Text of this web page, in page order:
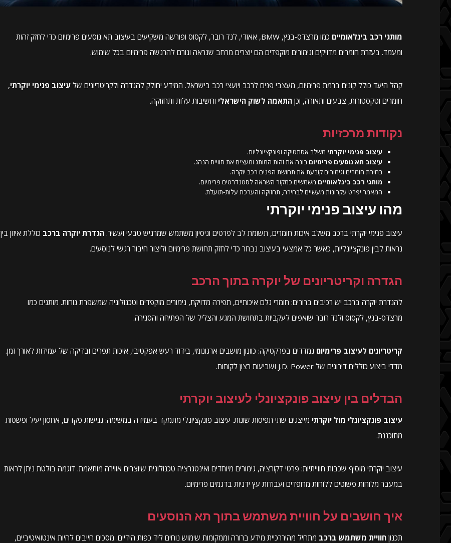
מותגי רכב בינלאומיים
כמו מרצדס‑בנץ, BMW, אאודי, לנד רובר, לקסוס ופורשה משקיעים בעיצוב תא נוסעים פרימיום כדי לחזק זהות
ומעמד. בעזרת חומרים מדויקים וגימורים מוקפדים הם יוצרים מרחב שנראה וגורם להרגשה פרימיום בכל שימוש.
קהל היעד כולל קונים ברמת פרימיום, מעצבי פנים לרכב ויועצי רכב בישראל. המידע יחולק להגדרה ולקריטריונים של עיצוב פנימי יוקרתי,
חומרים וטקסטורות, צבעים ותאורה, וכן התאמה לשוק הישראלי וחשיבות עלות ותחזוקה.
נקודות מרכזיות
עיצוב פנימי יוקרתי משלב אסתטיקה ופונקציונליות.
עיצוב תא נוסעים פרימיום בונה את זהות המותג ומעצים את חוויית הנהג.
בחירת חומרים וגימורים קובעת את תחושת הפנים רכב יוקרה.
מותגי רכב בינלאומיים משמשים כמקור השראה לסטנדרטים פרימיום.
המאמר יפרט עקרונות מעשיים לבחירה, תחזוקה והערכת עלות‑תועלת.
מהו עיצוב פנימי יוקרתי
עיצוב פנימי יוקרתי ברכב משלב איכות חומרים, תשומת לב לפרטים וניסיון משתמש שמרגיש טבעי ועשיר. הגדרת יוקרה ברכב כוללת איזון בין
נראות לבין פונקציונליות, כאשר כל אמצעי בעיצוב נבחר כדי לחזק תחושת פרימיום וליצור חיבור רגשי לנוסעים.
הגדרה וקריטריונים של יוקרה בתוך הרכב
להגדרת יוקרה ברכב יש רכיבים ברורים: חומרי גלם איכותיים, תפירה מדויקת, גימורים מוקפדים וטכנולוגיה שמשפרת נוחות. מותגים כמו
מרצדס‑בנץ, לקסוס ולנד רובר שואפים לעקביות בתחושת המגע והצליל של הפתיחה והסגירה.
קריטריונים לעיצוב פרימיום נמדדים בפרקטיקה: כוונון מושבים ארגונומי, בידוד רעש אפקטיבי, איכות תפרים ובדיקה של עמידות לאורך זמן.
מדדי ביצוע כוללים דירוגים של J.D. Power ושביעות רצון לקוחות.
הבדלים בין עיצוב פונקציונלי לעיצוב יוקרתי
עיצוב פונקציונלי מול יוקרתי מייצגים שתי תפיסות שונות. עיצוב פונקציונלי מתמקד בעמידה במשימה: נגישות פקדים, אחסון יעיל ופשטות
מתוכננת.
עיצוב יוקרתי מוסיף שכבות חווייתיות: פרטי דקורציה, גימורים מיוחדים ואינטגרציה טכנולוגית שיוצרים אווירה מותאמת. דוגמה בולטת ניתן לראות
במעבר מלוחות פשוטים ללוחות מרופדים ועבודות עץ ידניות בדגמים פרימיום.
איך חושבים על חוויית משתמש בתוך תא הנוסעים
תכנון חוויית משתמש ברכב מתחיל מהיררכיית מידע ברורה וממקומות שימוש נוחים ליד כפות הידיים. מסכים חייבים להיות אינטואיטיביים,